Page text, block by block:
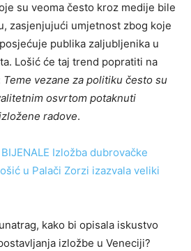
su veoma često kroz medije bile
zasjenjujući umjetnost zbog koje
publika zaljubljenika u
Lošić će taj trend popratiti na
Teme vezane za politiku često su
osvrtom potaknuti
radove.
Izložba dubrovačke
u Palači Zorzi izazvala veliki
kako bi opisala iskustvo
izložbe u Veneciji?